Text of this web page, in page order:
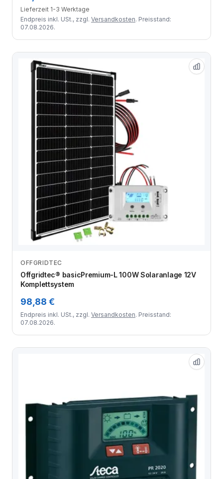
Lieferzeit 1-3 Werktage
Endpreis inkl. USt., zzgl. Versandkosten. Preisstand:
07.08.2026.
OFFGRIDTEC
Offgridtec® basicPremium-L 100W Solaranlage 12V
Komplettsystem
98,88 €
Endpreis inkl. USt., zzgl. Versandkosten. Preisstand:
07.08.2026.